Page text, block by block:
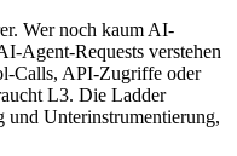
Wer noch kaum AI-
Agent-Requests verstehen
Calls, API-Zugriffe oder
L3. Die Ladder
und Unterinstrumentierung,